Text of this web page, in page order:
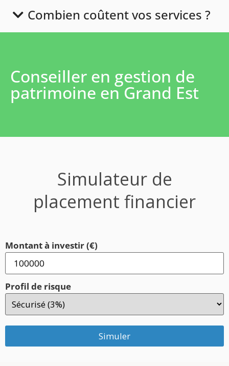
Combien coûtent vos services ?
Conseiller en gestion de
patrimoine en Grand Est
Simulateur de
placement financier
Montant à investir (€)
Profil de risque
Simuler